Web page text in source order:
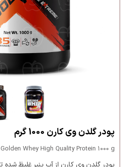
پودر گلدن وی کارن 1000 گرم
Whey High Quality Protein 1000 g
پودر گلدن وی کارن از آب پنیر غلیظ